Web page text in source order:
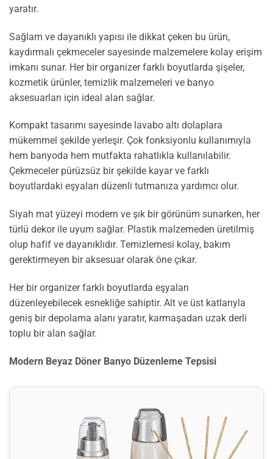
yaratır.
Sağlam ve dayanıklı yapısı ile dikkat çeken bu ürün,
kaydırmalı çekmeceler sayesinde malzemelere kolay erişim
imkanı sunar. Her bir organizer farklı boyutlarda şişeler,
kozmetik ürünler, temizlik malzemeleri ve banyo
aksesuarları için ideal alan sağlar.
Kompakt tasarımı sayesinde lavabo altı dolaplara
mükemmel şekilde yerleşir. Çok fonksiyonlu kullanımıyla
hem banyoda hem mutfakta rahatlıkla kullanılabilir.
Çekmeceler pürüzsüz bir şekilde kayar ve farklı
boyutlardaki eşyaları düzenli tutmanıza yardımcı olur.
Siyah mat yüzeyi modern ve şık bir görünüm sunarken, her
türlü dekor ile uyum sağlar. Plastik malzemeden üretilmiş
olup hafif ve dayanıklıdır. Temizlemesi kolay, bakım
gerektirmeyen bir aksesuar olarak öne çıkar.
Her bir organizer farklı boyutlarda eşyaları
düzenleyebilecek esnekliğe sahiptir. Alt ve üst katlarıyla
geniş bir depolama alanı yaratır, karmaşadan uzak derli
toplu bir alan sağlar.
Modern Beyaz Döner Banyo Düzenleme Tepsisi